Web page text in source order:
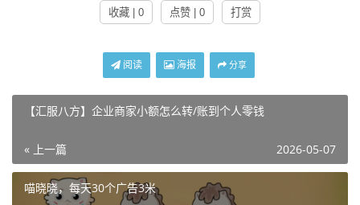
收藏 | 0 点赞 | 0 打赏
阅读 海报 分享
【汇服八方】企业商家小额怎么转/账到个人零钱
« 上一篇 2026-05-07
喵晓晓，每天30个广告3米